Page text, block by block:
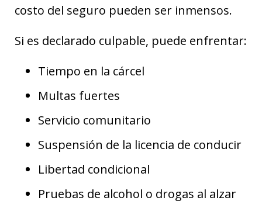
costo del seguro pueden ser inmensos.
Si es declarado culpable, puede enfrentar:
Tiempo en la cárcel
Multas fuertes
Servicio comunitario
Suspensión de la licencia de conducir
Libertad condicional
Pruebas de alcohol o drogas al alzar